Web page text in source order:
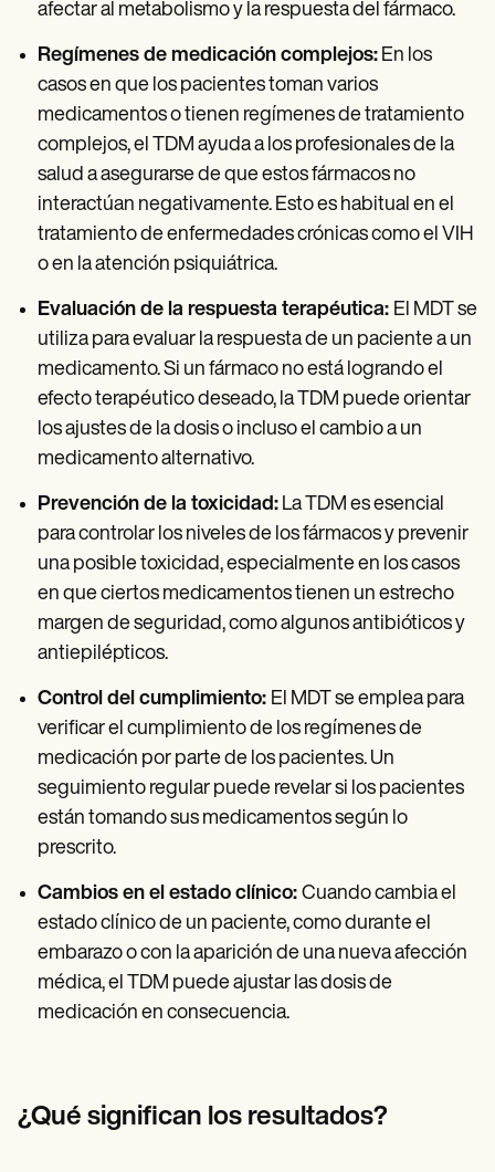
afectar al metabolismo y la respuesta del fármaco.
Regímenes de medicación complejos: En los
casos en que los pacientes toman varios
medicamentos o tienen regímenes de tratamiento
complejos, el TDM ayuda a los profesionales de la
salud a asegurarse de que estos fármacos no
interactúan negativamente. Esto es habitual en el
tratamiento de enfermedades crónicas como el VIH
o en la atención psiquiátrica.
Evaluación de la respuesta terapéutica: El MDT se
utiliza para evaluar la respuesta de un paciente a un
medicamento. Si un fármaco no está logrando el
efecto terapéutico deseado, la TDM puede orientar
los ajustes de la dosis o incluso el cambio a un
medicamento alternativo.
Prevención de la toxicidad: La TDM es esencial
para controlar los niveles de los fármacos y prevenir
una posible toxicidad, especialmente en los casos
en que ciertos medicamentos tienen un estrecho
margen de seguridad, como algunos antibióticos y
antiepilépticos.
Control del cumplimiento: El MDT se emplea para
verificar el cumplimiento de los regímenes de
medicación por parte de los pacientes. Un
seguimiento regular puede revelar si los pacientes
están tomando sus medicamentos según lo
prescrito.
Cambios en el estado clínico: Cuando cambia el
estado clínico de un paciente, como durante el
embarazo o con la aparición de una nueva afección
médica, el TDM puede ajustar las dosis de
medicación en consecuencia.
¿Qué significan los resultados?